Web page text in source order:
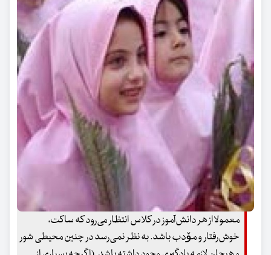
معمولا از هر دانش‌آموز در کلاس انتظار می‌رود که ساکت،
خوش‌رفتار و مۆدب باشد. به نظر نمی‌رسد در چنین محیطی شور